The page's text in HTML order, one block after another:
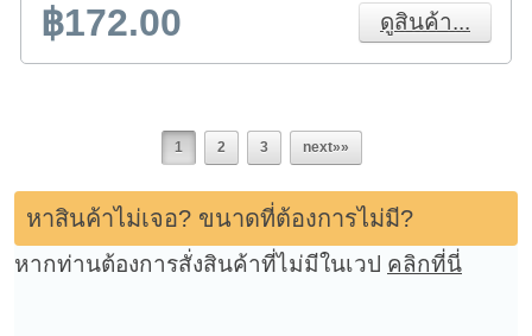
฿172.00 ดูสินค้า...
1 2 3 next»»
หาสินค้าไม่เจอ? ขนาดที่ต้องการไม่มี?
หากท่านต้องการสั่งสินค้าที่ไม่มีในเวป คลิกที่นี่